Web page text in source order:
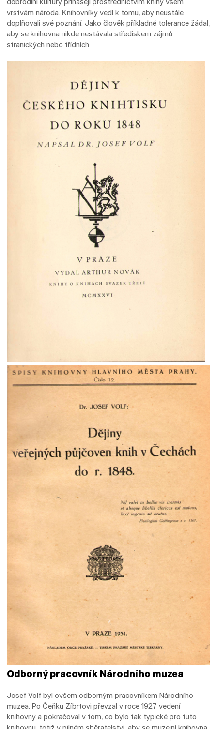
dobrodiní kultury přinášejí prostřednictvím knihy všem
vrstvám národa. Knihovníky vedl k tomu, aby neustále
doplňovali své poznání. Jako člověk příkladné tolerance žádal,
aby se knihovna nikde nestávala střediskem zájmů
stranických nebo třídních.
Odborný pracovník Národního muzea
Josef Volf byl ovšem odborným pracovníkem Národního
muzea. Po Čeňku Zíbrtovi převzal v roce 1927 vedení
knihovny a pokračoval v tom, co bylo tak typické pro tuto
knihovnu, totiž v pilném sběratelství, aby se muzejní knihovna